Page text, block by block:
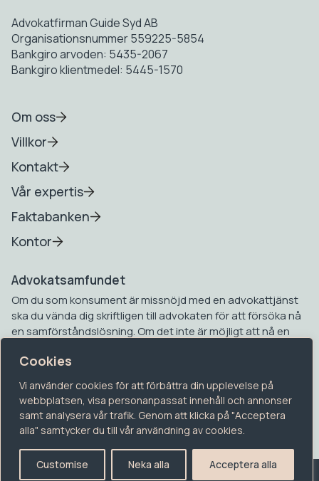
Cookies
Vi använder cookies för att förbättra din upplevelse på
webbplatsen, visa personanpassat innehåll och annonser
samt analysera vår trafik. Genom att klicka på "Acceptera
alla" samtycker du till vår användning av cookies.
Customise Neka alla Acceptera alla
Advokatfirman Guide Syd AB
Organisationsnummer 559225-5854
Bankgiro arvoden: 5435-2067
Bankgiro klientmedel: 5445-1570
Om oss
Villkor
Kontakt
Vår expertis
Faktabanken
Kontor
Advokatsamfundet
Om du som konsument är missnöjd med en advokattjänst
ska du vända dig skriftligen till advokaten för att försöka nå
en samförståndslösning. Om det inte är möjligt att nå en
Advokatsamfundets konsumenttvistnämnd. Mer
information om detta hittar du på Advokatsamfundets
hemsida.
Advokatfirman Guide 2026